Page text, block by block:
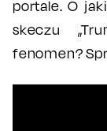
portale. O
skeczu
fenomen?